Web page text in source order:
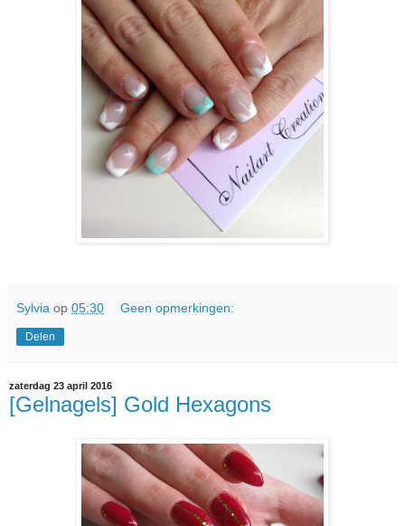
Sylvia op 05:30 Geen opmerkingen:
Delen
zaterdag 23 april 2016
[Gelnagels] Gold Hexagons